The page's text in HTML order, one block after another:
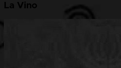
La Vino